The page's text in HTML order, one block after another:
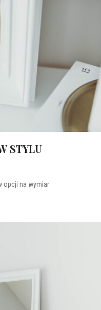
STYLU
opcji na wymiar